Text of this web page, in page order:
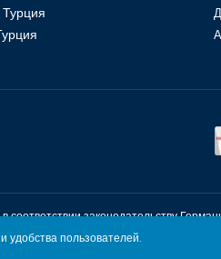
Турция
законодательству
законодательству Турции
пользователей.